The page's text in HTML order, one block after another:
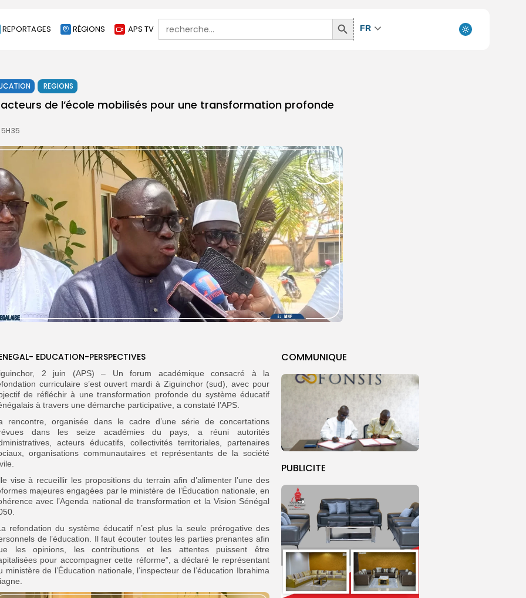
REPORTAGES RÉGIONS APS TV
Search
for:
Search
Button
FR
REGIONS
de l’école mobilisés pour une transformation profonde
COMMUNIQUE
PUBLICITE
EDUCATION-PERSPECTIVES
2 juin (APS) – Un forum académique consacré à la
curriculaire s’est ouvert mardi à Ziguinchor (sud), avec pour
de réfléchir à une transformation profonde du système éducatif
à travers une démarche participative, a constaté l’APS.
rencontre, organisée dans le cadre d’une série de concertations
dans les seize académies du pays, a réuni autorités
acteurs éducatifs, collectivités territoriales, partenaires
organisations communautaires et représentants de la société
vise à recueillir les propositions du terrain afin d’alimenter l’une des
majeures engagées par le ministère de l’Éducation nationale, en
avec l’Agenda national de transformation et la Vision Sénégal
refondation du système éducatif n’est plus la seule prérogative des
de l’éducation. Il faut écouter toutes les parties prenantes afin
les opinions, les contributions et les attentes puissent être
pour accompagner cette réforme”, a déclaré le représentant
ministère de l’Éducation nationale, l’inspecteur de l’éducation Ibrahima